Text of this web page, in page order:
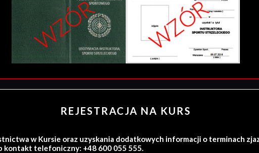
REJESTRACJA NA KURS
w Kursie oraz uzyskania dodatkowych informacji o terminach
kontakt telefoniczny: +48 600 055 555.